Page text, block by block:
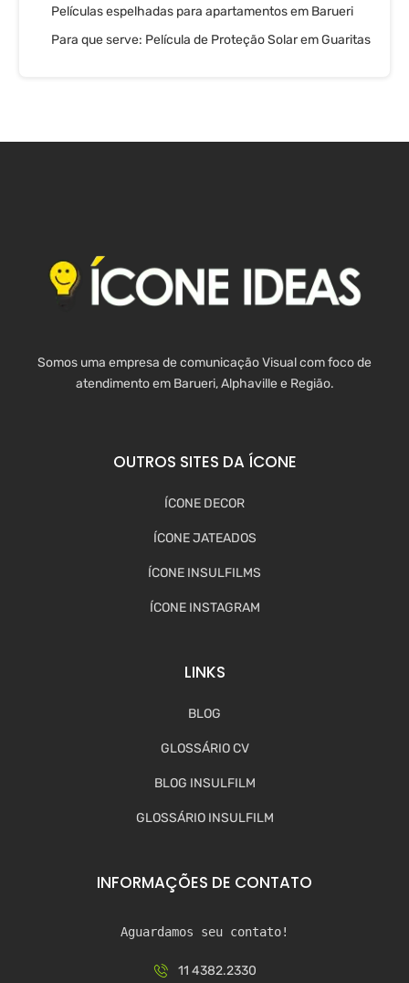
Películas espelhadas para apartamentos em Barueri
Para que serve: Película de Proteção Solar em Guaritas
Somos uma empresa de comunicação Visual com foco de
atendimento em Barueri, Alphaville e Região.
OUTROS SITES DA ÍCONE
ÍCONE DECOR
ÍCONE JATEADOS
ÍCONE INSULFILMS
ÍCONE INSTAGRAM
LINKS
BLOG
GLOSSÁRIO CV
BLOG INSULFILM
GLOSSÁRIO INSULFILM
INFORMAÇÕES DE CONTATO
Aguardamos seu contato!
11 4382.2330